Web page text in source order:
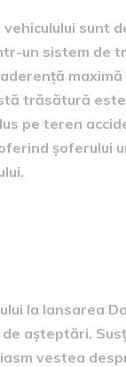
sunt
un sistem de
trăsătură
pe teren
șoferului
la lansarea
așteptări.
vestea